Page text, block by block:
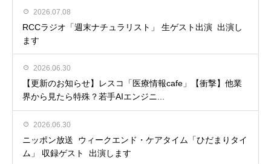
2026.07.08
RCCラジオ「週末ナチュラリスト」 生ゲスト出演 出演し
ます
2026.06.30
【更新のお知らせ】レスコ「医療情報cafe」【衝撃】他業
界から見たら特殊？若手AIエンジニ...
2026.06.30
ニッポン放送 ウィークエンド・ケアタイム「ひだまりタイ
ム」 収録ゲスト 出演します